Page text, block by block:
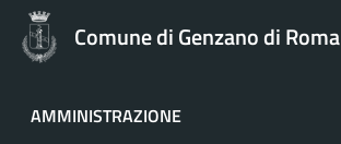
Comune di Genzano di Roma
AMMINISTRAZIONE